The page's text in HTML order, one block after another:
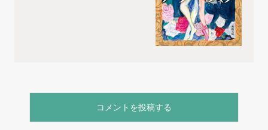
コメントを投稿する